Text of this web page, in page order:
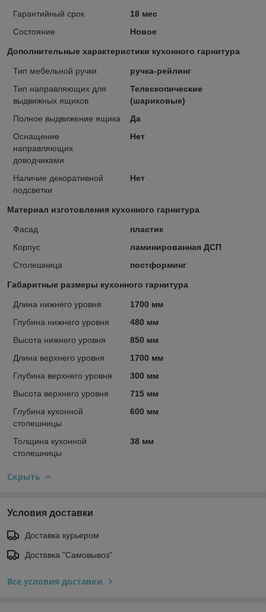
Гарантийный срок
18 мес
Состояние
Новое
Дополнительные характеристики кухонного гарнитура
Тип мебельной ручки
ручка-рейлинг
Тип направляющих для
выдвижных ящиков
Телескопические
(шариковые)
Полное выдвижение ящика
Да
Оснащение
направляющих
доводчиками
Нет
Наличие декоративной
подсветки
Нет
Материал изготовления кухонного гарнитура
Фасад
пластик
Корпус
ламинированная ДСП
Столешница
постформинг
Габаритные размеры кухонного гарнитура
Длина нижнего уровня
1700 мм
Глубина нижнего уровня
480 мм
Высота нижнего уровня
850 мм
Длина верхнего уровня
1700 мм
Глубина верхнего уровня
300 мм
Высота верхнего уровня
715 мм
Глубина кухонной
столешницы
600 мм
Толщина кухонной
столешницы
38 мм
Скрыть
Условия доставки
Доставка курьером
Доставка "Самовывоз"
Все условия доставки